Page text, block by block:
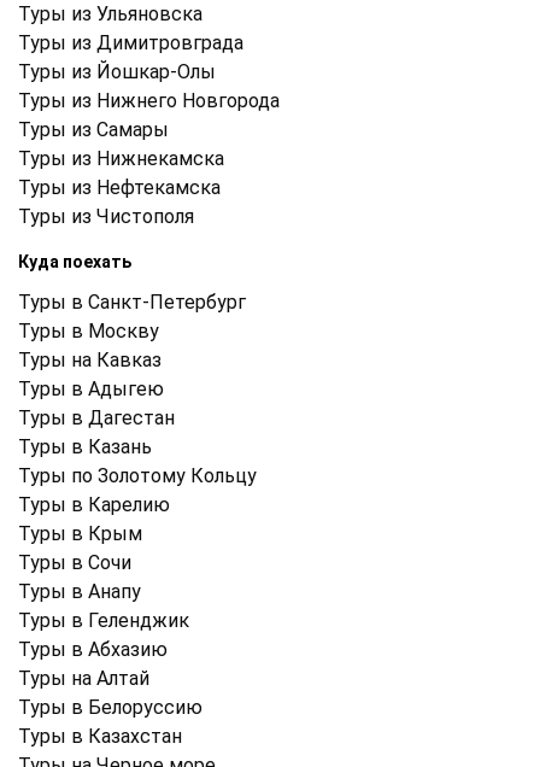
Туры из Ульяновска
Туры из Димитровграда
Туры из Йошкар-Олы
Туры из Нижнего Новгорода
Туры из Самары
Туры из Нижнекамска
Туры из Нефтекамска
Туры из Чистополя
Куда поехать
Туры в Санкт-Петербург
Туры в Москву
Туры на Кавказ
Туры в Адыгею
Туры в Дагестан
Туры в Казань
Туры по Золотому Кольцу
Туры в Карелию
Туры в Крым
Туры в Cочи
Туры в Анапу
Туры в Геленджик
Туры в Абхазию
Туры на Алтай
Туры в Белоруссию
Туры в Казахстан